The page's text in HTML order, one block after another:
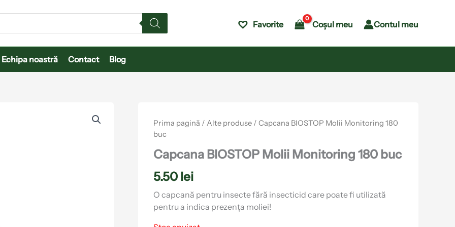
Favorite Coșul meu Contul meu
Echipa noastră Contact Blog
Prima pagină / Alte produse / Capcana BIOSTOP Molii Monitoring 180
buc
Capcana BIOSTOP Molii Monitoring 180 buc
5.50 lei
O capcană pentru insecte fără insecticid care poate fi utilizată
pentru a indica prezența moliei!